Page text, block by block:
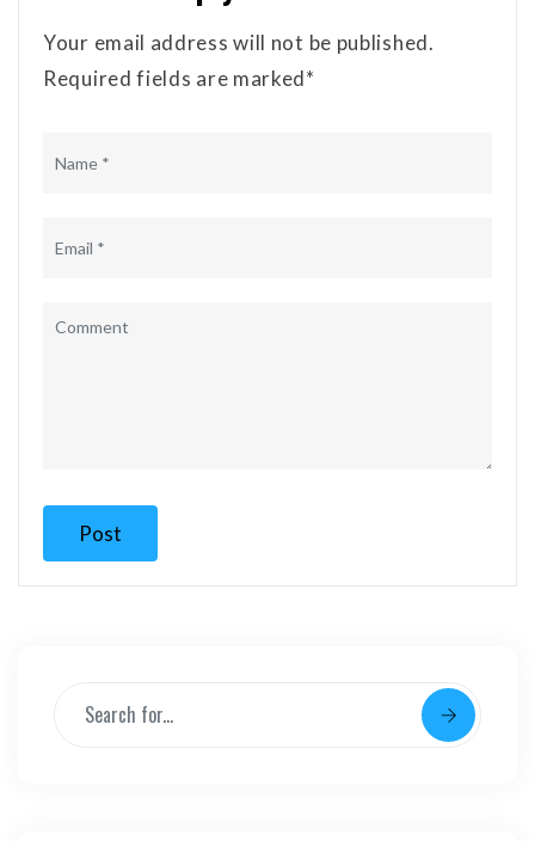
Your email address will not be published.
Required fields are marked*